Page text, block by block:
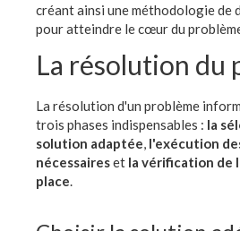
créant ainsi une méthodologie de
pour atteindre le cœur du
La résolution du
La résolution d'un problème
trois phases indispensables : la
solution adaptée, l'exécution
nécessaireset la vérification de
place.